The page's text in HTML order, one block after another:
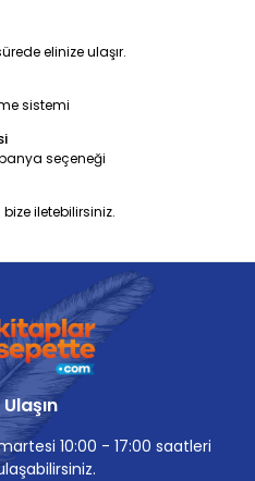
elinize ulaşır.
sistemi
seçeneği
iletebilirsiniz.
10:00 - 17:00 saatleri